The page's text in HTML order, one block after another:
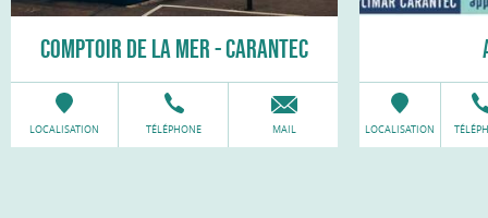
COMPTOIR DE LA MER - CARANTEC
LOCALISATION TÉLÉPHONE MAIL LOCALISATION